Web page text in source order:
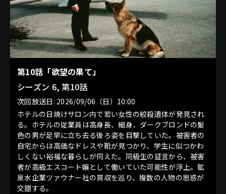
第10話「欲望の果て」
シーズン 6, 第10話
次回放送日: 2026/09/06（日）10:00
ホテルの日焼けサロン内で若い女性の絞殺遺体が発見され
る。ホテルの従業員は高身長、細身、ダークブロンドの髪
色の男が足早に立ち去る後ろ姿を目撃していた。被害者の
自宅からは高価なドレスや靴が見つかり、学生に似つかわ
しくない裕福な暮らしが伺えた。同級生の証言から、被害
者が高級エスコート嬢として働いていた可能性が浮上。鉱
泉水企業ツァウナー社の買収を巡り、複数の人物の思惑が
交錯する。